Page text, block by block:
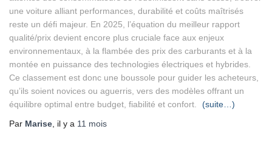
une voiture alliant performances, durabilité et coûts maîtrisés
reste un défi majeur. En 2025, l’équation du meilleur rapport
qualité/prix devient encore plus cruciale face aux enjeux
environnementaux, à la flambée des prix des carburants et à la
montée en puissance des technologies électriques et hybrides.
Ce classement est donc une boussole pour guider les acheteurs,
qu’ils soient novices ou aguerris, vers des modèles offrant un
équilibre optimal entre budget, fiabilité et confort.
(suite…)
Par Marise , il y a 11 mois